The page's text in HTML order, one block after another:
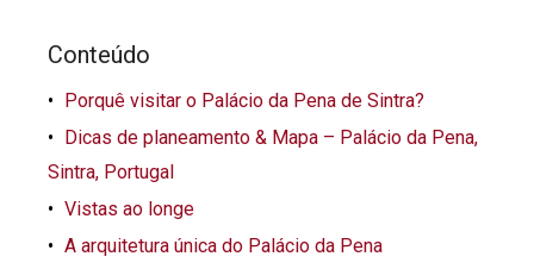
Conteúdo
Porquê visitar o Palácio da Pena de Sintra?
Dicas de planeamento & Mapa – Palácio da Pena,
Sintra, Portugal
Vistas ao longe
A arquitetura única do Palácio da Pena